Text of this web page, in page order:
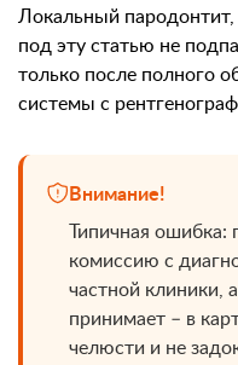
Локальный пародонтит,
под эту статью не
только после полного
системы с
Внимание!
Типичная
комиссию с
частной клиники,
принимает – в
челюсти и не